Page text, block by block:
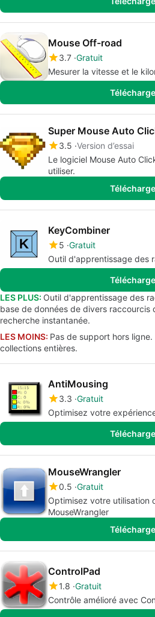
Mouse Off-road
3.7 Gratuit
Mesurer la vitesse et le
Super Mouse Auto
3.5 Version d’essai
Le logiciel Mouse Auto
utiliser.
KeyCombiner
5 Gratuit
Outil d'apprentissage des
LES PLUS: Outil d'apprentissage des
base de données de divers raccourcis
recherche instantanée.
LES MOINS: Pas de support hors
collections entières.
AntiMousing
3.3 Gratuit
Optimisez votre
MouseWrangler
0.5 Gratuit
Optimisez votre utilisation
MouseWrangler
ControlPad
1.8 Gratuit
Contrôle amélioré avec